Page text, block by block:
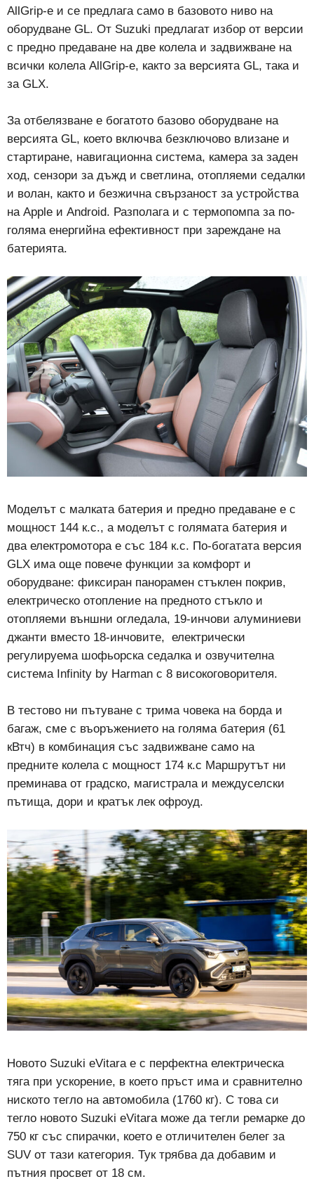
AllGrip-e и се предлага само в базовото ниво на
оборудване GL. От Suzuki предлагат избор от версии
с предно предаване на две колела и задвижване на
всички колела AllGrip-e, както за версията GL, така и
за GLX.
За отбелязване е богатото базово оборудване на
версията GL, което включва безключово влизане и
стартиране, навигационна система, камера за заден
ход, сензори за дъжд и светлина, отопляеми седалки
и волан, както и безжична свързаност за устройства
на Apple и Android. Разполага и с термопомпа за по-
голяма енергийна ефективност при зареждане на
батерията.
Моделът с малката батерия и предно предаване е с
мощност 144 к.с., а моделът с голямата батерия и
два електромотора е със 184 к.с. По-богатата версия
GLX има още повече функции за комфорт и
оборудване: фиксиран панорамен стъклен покрив,
електрическо отопление на предното стъкло и
отопляеми външни огледала, 19-инчови алуминиеви
джанти вместо 18-инчовите, електрически
регулируема шофьорска седалка и озвучителна
система Infinity by Harman с 8 високоговорителя.
В тестово ни пътуване с трима човека на борда и
багаж, сме с въоръжението на голяма батерия (61
кВтч) в комбинация със задвижване само на
предните колела с мощност 174 к.с Маршрутът ни
преминава от градско, магистрала и междуселски
пътища, дори и кратък лек офроуд.
Новото Suzuki eVitara е с перфектна електрическа
тяга при ускорение, в което пръст има и сравнително
ниското тегло на автомобила (1760 кг). С това си
тегло новото Suzuki eVitara може да тегли ремарке до
750 кг със спирачки, което е отличителен белег за
SUV от тази категория. Тук трябва да добавим и
пътния просвет от 18 см.